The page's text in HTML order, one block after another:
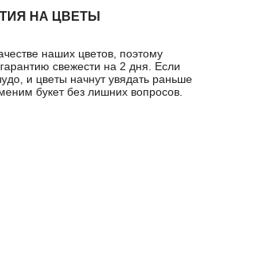
НА ЦВЕТЫ
наших цветов, поэтому
свежести на 2 дня. Если
и цветы начнут увядать раньше
букет без лишних вопросов.